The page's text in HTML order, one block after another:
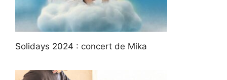
Solidays 2024 : concert de Mika